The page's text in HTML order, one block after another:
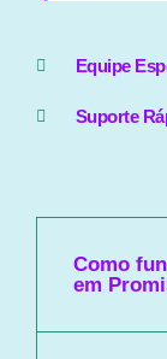
Equipe
Suporte
Como
em